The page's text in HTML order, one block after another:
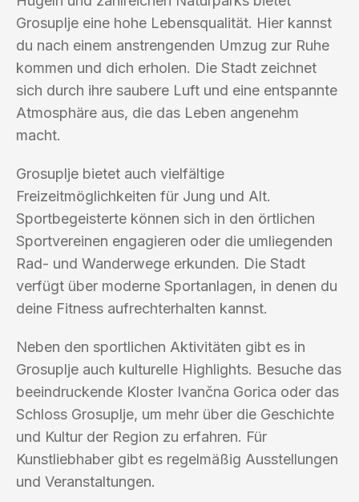
Grosuplje eine hohe Lebensqualität. Hier kannst
du nach einem anstrengenden Umzug zur Ruhe
kommen und dich erholen. Die Stadt zeichnet
sich durch ihre saubere Luft und eine entspannte
Atmosphäre aus, die das Leben angenehm
macht.
Grosuplje bietet auch vielfältige
Freizeitmöglichkeiten für Jung und Alt.
Sportbegeisterte können sich in den örtlichen
Sportvereinen engagieren oder die umliegenden
Rad- und Wanderwege erkunden. Die Stadt
verfügt über moderne Sportanlagen, in denen du
deine Fitness aufrechterhalten kannst.
Neben den sportlichen Aktivitäten gibt es in
Grosuplje auch kulturelle Highlights. Besuche das
beeindruckende Kloster Ivančna Gorica oder das
Schloss Grosuplje, um mehr über die Geschichte
und Kultur der Region zu erfahren. Für
Kunstliebhaber gibt es regelmäßig Ausstellungen
und Veranstaltungen.